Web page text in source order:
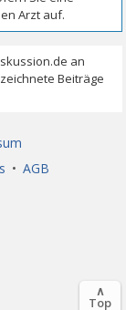
• AGB
∧
Top